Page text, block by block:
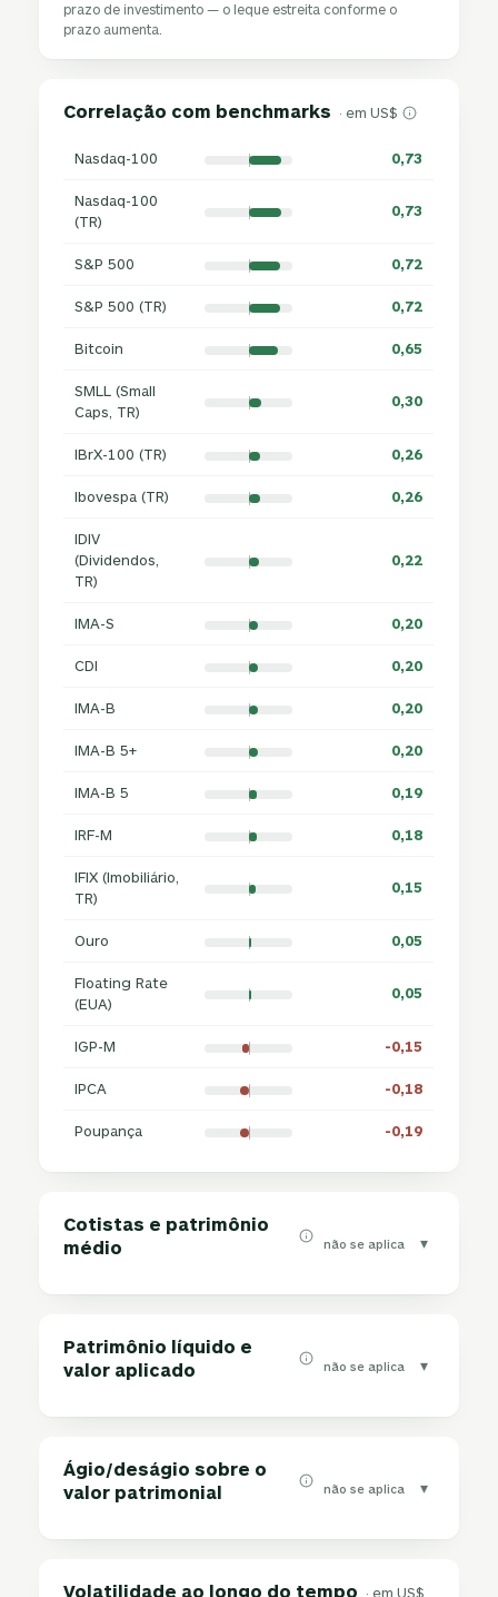
prazo de investimento — o leque estreita conforme o
prazo aumenta.
Correlação com benchmarks · em US$
Nasdaq-100 0,73
Nasdaq-100
(TR)
0,73
S&P 500 0,72
S&P 500 (TR) 0,72
Bitcoin 0,65
SMLL (Small
Caps, TR)
0,30
IBrX-100 (TR) 0,26
Ibovespa (TR) 0,26
IDIV
(Dividendos,
TR)
0,22
IMA-S 0,20
CDI 0,20
IMA-B 0,20
IMA-B 5+ 0,20
IMA-B 5 0,19
IRF-M 0,18
IFIX (Imobiliário,
TR)
0,15
Ouro 0,05
Floating Rate
(EUA)
0,05
IGP-M -0,15
IPCA -0,18
Poupança -0,19
Cotistas e patrimônio
médio
não se aplica ▾
Patrimônio líquido e
valor aplicado
não se aplica ▾
Ágio/deságio sobre o
valor patrimonial
não se aplica ▾
Volatilidade ao longo do tempo · em US$